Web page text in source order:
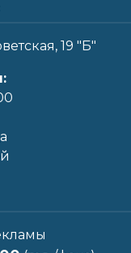
19 "Б"